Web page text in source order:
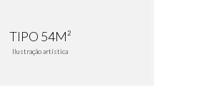
TIPO 54M²
Ilustração artística